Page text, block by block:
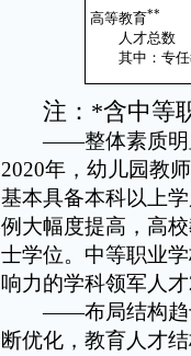
高等教育**
人才总数
其中：专任
注：*含中等
——整体素质明
2020年，幼儿园教
基本具备本科以上
例大幅度提高，高
士学位。中等职业
响力的学科领军人
——布局结构趋
断优化，教育人才